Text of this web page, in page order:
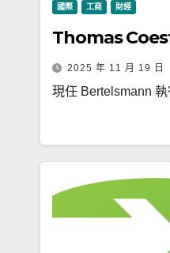
國際 工商 財經
Thomas
2025 年 11 月 19 日
現任 Bertelsmann